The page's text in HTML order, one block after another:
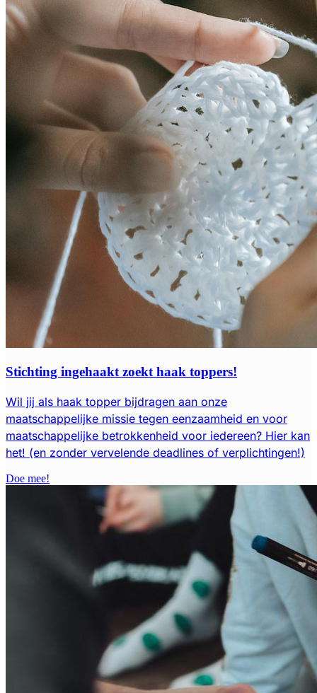
Stichting ingehaakt zoekt haak toppers!
Wil jij als haak topper bijdragen aan onze
maatschappelijke missie tegen eenzaamheid en voor
maatschappelijke betrokkenheid voor iedereen? Hier kan
het! (en zonder vervelende deadlines of verplichtingen!)
Doe mee!